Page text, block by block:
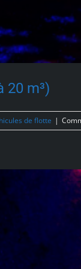
20 m³)
de flotte |